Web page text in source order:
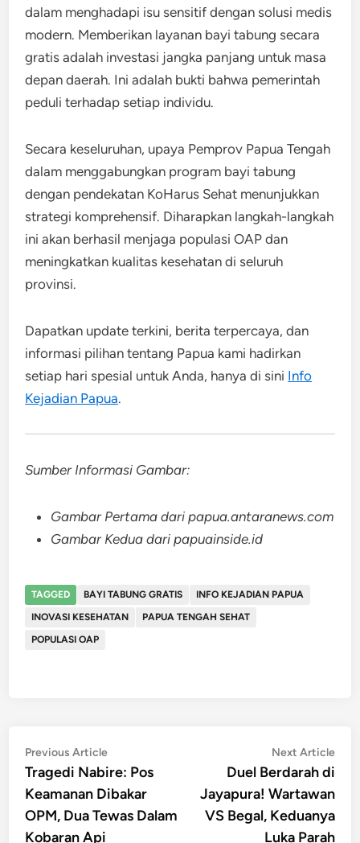
dalam menghadapi isu sensitif dengan solusi medis
modern. Memberikan layanan bayi tabung secara
gratis adalah investasi jangka panjang untuk masa
depan daerah. Ini adalah bukti bahwa pemerintah
peduli terhadap setiap individu.
Secara keseluruhan, upaya Pemprov Papua Tengah
dalam menggabungkan program bayi tabung
dengan pendekatan KoHarus Sehat menunjukkan
strategi komprehensif. Diharapkan langkah-langkah
ini akan berhasil menjaga populasi OAP dan
meningkatkan kualitas kesehatan di seluruh
provinsi.
Dapatkan update terkini, berita terpercaya, dan
informasi pilihan tentang Papua kami hadirkan
setiap hari spesial untuk Anda, hanya di sini Info
Kejadian Papua.
Sumber Informasi Gambar:
Gambar Pertama dari papua.antaranews.com
Gambar Kedua dari papuainside.id
TAGGED BAYI TABUNG GRATIS
INFO KEJADIAN PAPUA
INOVASI KESEHATAN
PAPUA TENGAH SEHAT
POPULASI OAP
Post
navigation
Previous ArticlePrevious
article:
Tragedi Nabire: Pos
Keamanan Dibakar
OPM, Dua Tewas Dalam
Kobaran Api
Next Article
Duel Berdarah di
Jayapura! Wartawan
VS Begal, Keduanya
Luka Parah